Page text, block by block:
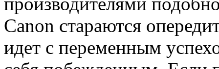
Canon стараются
идет с переменным